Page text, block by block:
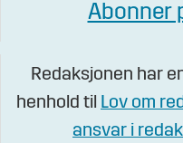
Abonner
Redaksjonen har
henhold til Lov om
ansvar i